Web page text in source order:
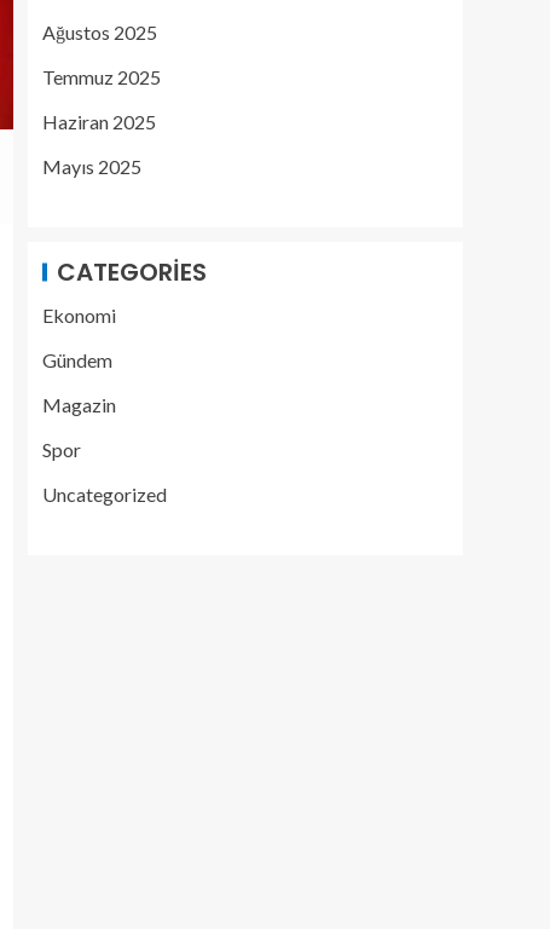
Ağustos 2025
Temmuz 2025
Haziran 2025
Mayıs 2025
CATEGORIES
Ekonomi
Gündem
Magazin
Spor
Uncategorized